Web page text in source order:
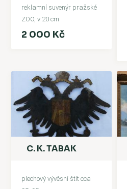
reklamní suvenýr pražské
ZOO, v 20 cm
2 000 Kč
C. K. TABAK
plechový vývěsní štít cca